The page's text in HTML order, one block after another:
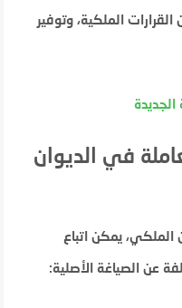
الملكية، وتوفير
الجديدة
في الديوان
الملكي، يمكن اتباع
عن الصياغة الأصلية: